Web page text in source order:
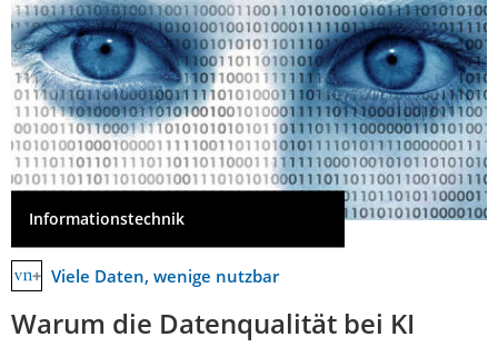
Informationstechnik
Viele Daten, wenige nutzbar
Warum die Datenqualität bei KI